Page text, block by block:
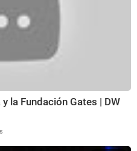
la Fundación Gates | DW